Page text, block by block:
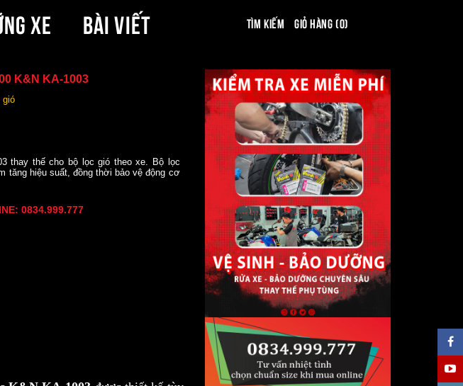
XE BÀI VIẾT Tìm kiếm Giỏ hàng (0)
K&N KA-1003
gió
thay thế cho bộ lọc gió theo xe. Bộ lọc
tăng hiệu suất, đồng thời bảo vệ động cơ
0834.999.777